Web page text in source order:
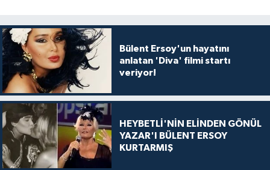
Bülent Ersoy'un hayatını
anlatan 'Diva' filmi startı
veriyor!
HEYBETLİ'NİN ELİNDEN GÖNÜL
YAZAR'I BÜLENT ERSOY
KURTARMIŞ